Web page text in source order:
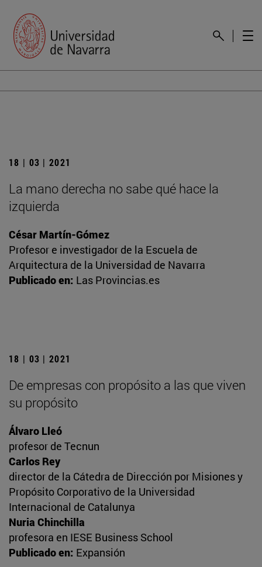
18 | 03 | 2021
La mano derecha no sabe qué hace la
izquierda
César Martín-Gómez
Profesor e investigador de la Escuela de
Arquitectura de la Universidad de Navarra
Publicado en: Las Provincias.es
18 | 03 | 2021
De empresas con propósito a las que viven
su propósito
Álvaro Lleó
profesor de Tecnun
Carlos Rey
director de la Cátedra de Dirección por Misiones y
Propósito Corporativo de la Universidad
Internacional de Catalunya
Nuria Chinchilla
profesora en IESE Business School
Publicado en: Expansión